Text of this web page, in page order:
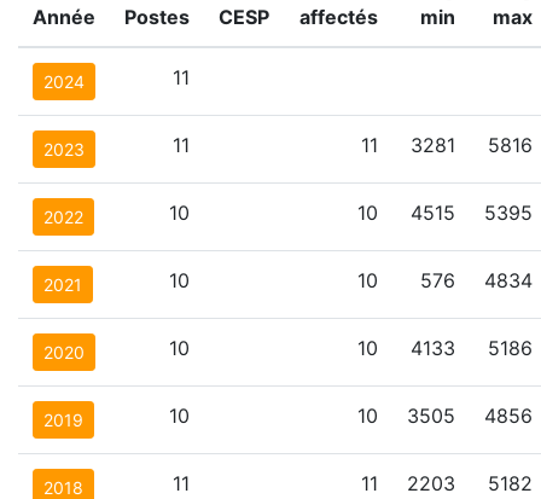
Année Postes CESP
affectés
min
max
2024 11
2023 11 11 3281 5816
2022 10 10 4515 5395
2021 10 10 576 4834
2020 10 10 4133 5186
2019 10 10 3505 4856
2018 11 11 2203 5182